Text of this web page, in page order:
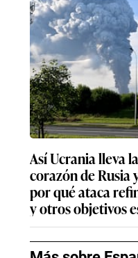
Así Ucrania lleva
corazón de Rusia
por qué ataca
y otros objetivos